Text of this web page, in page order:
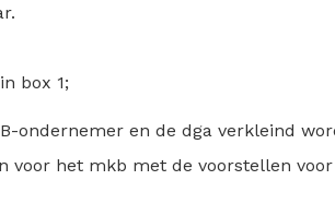
box 1;
ondernemer en de dga verkleind
voor het mkb met de voorstellen